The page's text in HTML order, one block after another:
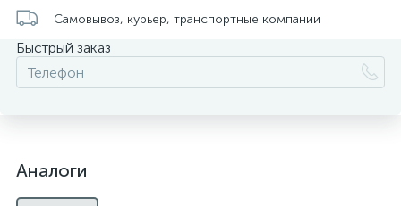
Самовывоз, курьер, транспортные компании
Быстрый заказ
Аналоги